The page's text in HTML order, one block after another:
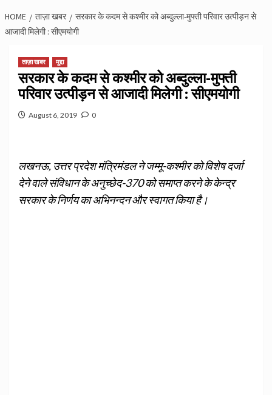
HOME ताज़ा खबर
सरकार के कदम से कश्मीर को अब्दुल्ला-मुफ्ती परिवार उत्पीड़न से
आजादी मिलेगी : सीएमयोगी
ताज़ा खबर मुद्दा
सरकार के कदम से कश्मीर को अब्दुल्ला-मुफ्ती
परिवार उत्पीड़न से आजादी मिलेगी : सीएमयोगी
August 6, 2019 0
लखनऊ, उत्तर प्रदेश मंत्रिमंडल ने जम्मू-कश्मीर को विशेष दर्जा
देने वाले संविधान के अनुच्छेद-370 को समाप्त करने के केन्द्र
सरकार के निर्णय का अभिनन्दन और स्वागत किया है।